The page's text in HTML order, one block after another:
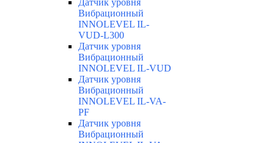
Датчик уровня
Вибрационный
INNOLEVEL IL-
VUD-L300
Датчик уровня
Вибрационный
INNOLEVEL IL-VUD
Датчик уровня
Вибрационный
INNOLEVEL IL-VA-
PF
Датчик уровня
Вибрационный